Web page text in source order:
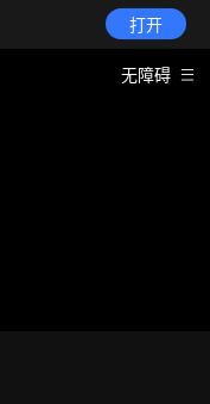
打开
无障碍